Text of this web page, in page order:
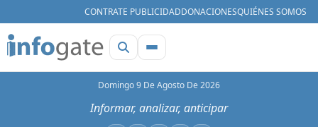
CONTRATE PUBLICIDADDONACIONESQUIÉNES SOMOS
Domingo 9 De Agosto De 2026
Informar, analizar, anticipar